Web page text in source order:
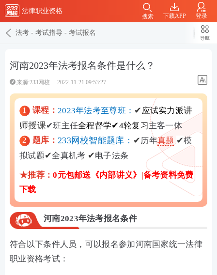
法律职业资格
下载APP 登录
搜索
法考 - 考试指导 - 考试报名
导航
河南2023年法考报名条件是什么？
来源:233网校 2022-11-21 09:53:27
1 课程： 2023年法考至尊班： ✔ 应试实力派讲
师授课✔班主任全程督学✔4轮复习主客一体
2
题库： 233网校智能题库： ✔ 历年真题 ✔模
拟试题✔全真机考 ✔电子法条
★推荐：0元包邮送《内部讲义》 |备考资料免费
下载
河南2023年法考报名条件
符合以下条件人员，可以报名参加河南国家统一法律
职业资格考试：